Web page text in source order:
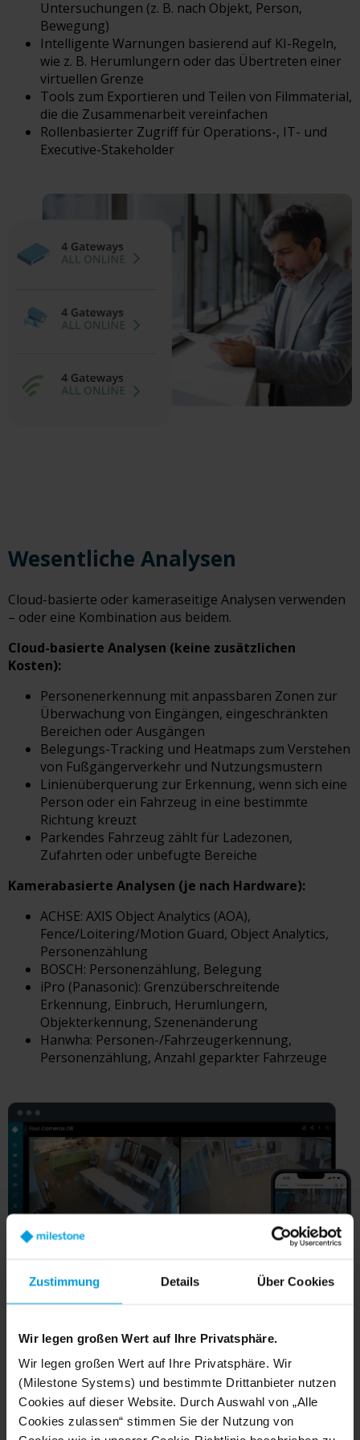
Zustimmung Details Über Cookies
Wir legen großen Wert auf Ihre Privatsphäre.
Wir legen großen Wert auf Ihre Privatsphäre. Wir
(Milestone Systems) und bestimmte Drittanbieter nutzen
Cookies auf dieser Website. Durch Auswahl von „Alle
Cookies zulassen“ stimmen Sie der Nutzung von
Untersuchungen (z. B. nach Objekt, Person,
Bewegung)
Intelligente Warnungen basierend auf KI-Regeln,
wie z. B. Herumlungern oder das Übertreten einer
virtuellen Grenze
Tools zum Exportieren und Teilen von Filmmaterial,
die die Zusammenarbeit vereinfachen
Rollenbasierter Zugriff für Operations-, IT- und
Executive-Stakeholder
Wesentliche Analysen
Cloud-basierte oder kameraseitige Analysen verwenden
– oder eine Kombination aus beidem.
Cloud-basierte Analysen (keine zusätzlichen
Kosten):
Personenerkennung mit anpassbaren Zonen zur
Überwachung von Eingängen, eingeschränkten
Bereichen oder Ausgängen
Belegungs-Tracking und Heatmaps zum Verstehen
von Fußgängerverkehr und Nutzungsmustern
Linienüberquerung zur Erkennung, wenn sich eine
Person oder ein Fahrzeug in eine bestimmte
Richtung kreuzt
Parkendes Fahrzeug zählt für Ladezonen,
Zufahrten oder unbefugte Bereiche
Kamerabasierte Analysen (je nach Hardware):
ACHSE: AXIS Object Analytics (AOA),
Fence/Loitering/Motion Guard, Object Analytics,
Personenzählung
BOSCH: Personenzählung, Belegung
iPro (Panasonic): Grenzüberschreitende
Erkennung, Einbruch, Herumlungern,
Objekterkennung, Szenenänderung
Hanwha: Personen-/Fahrzeugerkennung,
Personenzählung, Anzahl geparkter Fahrzeuge